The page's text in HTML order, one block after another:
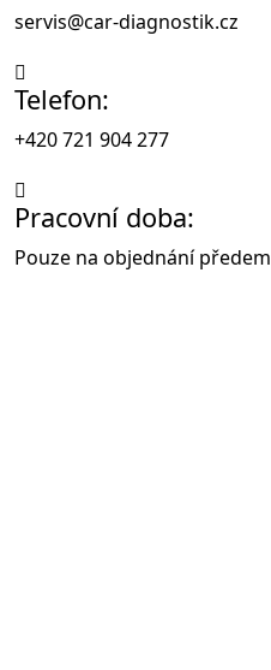
servis@car-diagnostik.cz
Telefon:
+420 721 904 277
Pracovní doba:
Pouze na objednání předem